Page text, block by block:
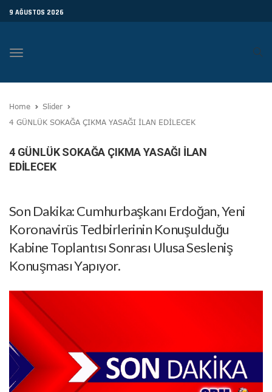
9 AĞUSTOS 2026
Toggle
Home
Slider
4 GÜNLÜK SOKAĞA ÇIKMA YASAĞI İLAN EDİLECEK
4 GÜNLÜK SOKAĞA ÇIKMA YASAĞI İLAN
EDİLECEK
Son Dakika: Cumhurbaşkanı Erdoğan, Yeni
Koronavirüs Tedbirlerinin Konuşulduğu
Kabine Toplantısı Sonrası Ulusa Sesleniş
Konuşması Yapıyor.